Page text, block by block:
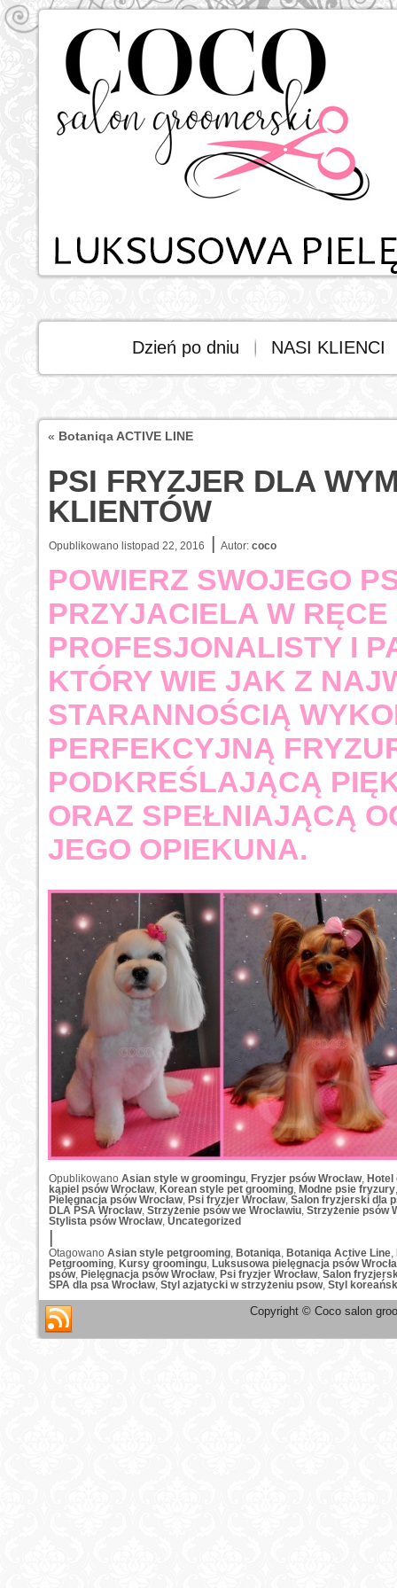
Dzień po dniu NASI KLIENCI
« Botaniqa ACTIVE LINE
PSI FRYZJER DLA
KLIENTÓW
Opublikowano listopad 22, 2016 | Autor: coco
POWIERZ SWOJEGO
PRZYJACIELA W RĘCE
PROFESJONALISTY I
KTÓRY WIE JAK Z
STARANNOŚCIĄ
PERFEKCYJNĄ
PODKREŚLAJĄCĄ
ORAZ SPEŁNIAJĄCĄ
JEGO OPIEKUNA.
Opublikowano Asian style w groomingu, Fryzjer psów Wrocław, Hotel
kąpiel psów Wrocław, Korean style pet grooming, Modne psie fryzury
Pielęgnacja psów Wrocław, Psi fryzjer Wrocław, Salon fryzjerski dla
DLA PSA Wrocław, Strzyżenie psów we Wrocławiu, Strzyżenie psów
Stylista psów Wrocław, Uncategorized
|
Otagowano Asian style petgrooming, Botaniqa, Botaniqa Active Line,
Petgrooming, Kursy groomingu, Luksusowa pielęgnacja psów
psów, Pielęgnacja psów Wrocław, Psi fryzjer Wrocław, Salon
SPA dla psa Wrocław, Styl azjatycki w strzyżeniu psow, Styl
Copyright © Coco salon